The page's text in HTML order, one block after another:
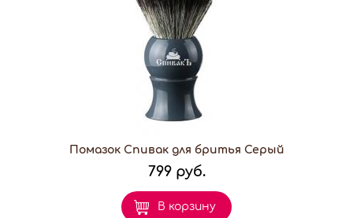
Помазок Спивак для бритья Серый
799 руб.
В корзину